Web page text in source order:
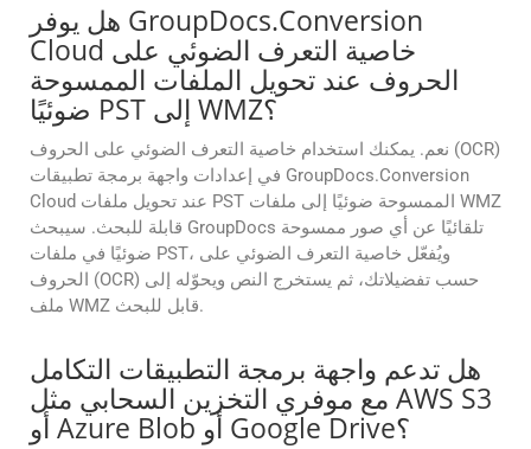
هل يوفر GroupDocs.Conversion
Cloud خاصية التعرف الضوئي على
الحروف عند تحويل الملفات الممسوحة
ضوئيًا PST إلى WMZ؟
نعم. يمكنك استخدام خاصية التعرف الضوئي على الحروف (OCR)
في إعدادات واجهة برمجة تطبيقات GroupDocs.Conversion
Cloud عند تحويل ملفات PST الممسوحة ضوئيًا إلى ملفات WMZ
قابلة للبحث. سيبحث GroupDocs تلقائيًا عن أي صور ممسوحة
ضوئيًا في ملفات PST، ويُفعّل خاصية التعرف الضوئي على
الحروف (OCR) حسب تفضيلاتك، ثم يستخرج النص ويحوّله إلى
ملف WMZ قابل للبحث.
هل تدعم واجهة برمجة التطبيقات التكامل
مع موفري التخزين السحابي مثل AWS S3
أو Azure Blob أو Google Drive؟